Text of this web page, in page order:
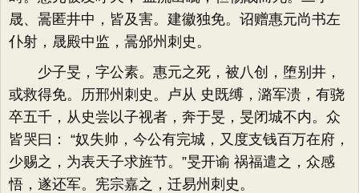
晟、暠匿井中，皆及害。建徽独免。诏赠惠元尚书左
仆射，晟殿中监，暠邠州刺史。
少子旻，字公素。惠元之死，被八创，堕别井，
或救得免。历邢州刺史。卢从 史既缚，潞军溃，有骁
卒五千，从史尝以子视者，奔于旻，旻闭城不内。众
皆哭曰： “奴失帅，今公有完城，又度支钱百万在府，
少赐之，为表天子求旌节。”旻开谕 祸福遣之，众感
悟，遂还军。宪宗嘉之，迁易州刺史。